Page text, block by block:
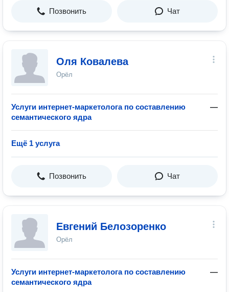
Позвонить Чат
Оля Ковалева
Орёл
Услуги интернет-маркетолога по составлению
семантического ядра
—
Ещё 1 услуга
Позвонить Чат
Евгений Белозоренко
Орёл
Услуги интернет-маркетолога по составлению
семантического ядра
—